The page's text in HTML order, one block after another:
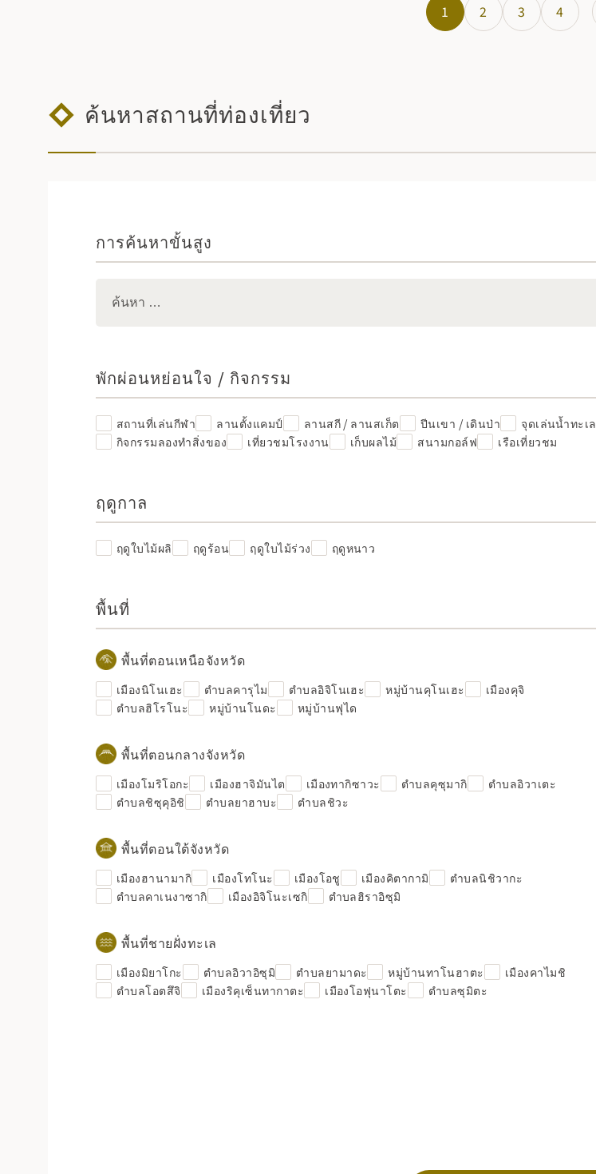
1 2 3 4
ค้นหาสถานที่ท่องเที่ยว
การค้นหาขั้นสูง
พักผ่อนหย่อนใจ / กิจกรรม
สถานที่เล่นกีฬา ลานตั้งแคมป์ ลานสกี / ลานสเก็ต ปีนเขา / เดินป่า จุดเล่นน้ำทะเล
กิจกรรมลองทำสิ่งของ
เที่ยวชมโรงงาน เก็บผลไม้ สนามกอล์ฟ เรือเที่ยวชม
ฤดูกาล
ฤดูใบไม้ผลิ ฤดูร้อน ฤดูใบไม้ร่วง ฤดูหนาว
พื้นที่
พื้นที่ตอนเหนือจังหวัด
เมืองนิโนเฮะ ตำบลคารุไม ตำบลอิจิโนเฮะ หมู่บ้านคุโนเฮะ
เมืองคุจิ
ตำบลฮิโรโนะ
หมู่บ้านโนดะ หมู่บ้านฟุได
พื้นที่ตอนกลางจังหวัด
เมืองโมริโอกะ เมืองฮาจิมันไต เมืองทากิซาวะ ตำบลคุซุมากิ
ตำบลอิวาเตะ
ตำบลชิซุคุอิชิ
ตำบลยาฮาบะ ตำบลชิวะ
พื้นที่ตอนใต้จังหวัด
เมืองฮานามากิ เมืองโทโนะ เมืองโอชู เมืองคิตากามิ
ตำบลนิชิวากะ
ตำบลคาเนงาซากิ
เมืองอิจิโนะเซกิ ตำบลฮิราอิซุมิ
พื้นที่ชายฝั่งทะเล
เมืองมิยาโกะ ตำบลอิวาอิซุมิ ตำบลยามาดะ หมู่บ้านทาโนฮาตะ
เมืองคาไมชิ
ตำบลโอตสึจิ
เมืองริคุเซ็นทากาตะ เมืองโอฟุนาโตะ ตำบลซุมิตะ